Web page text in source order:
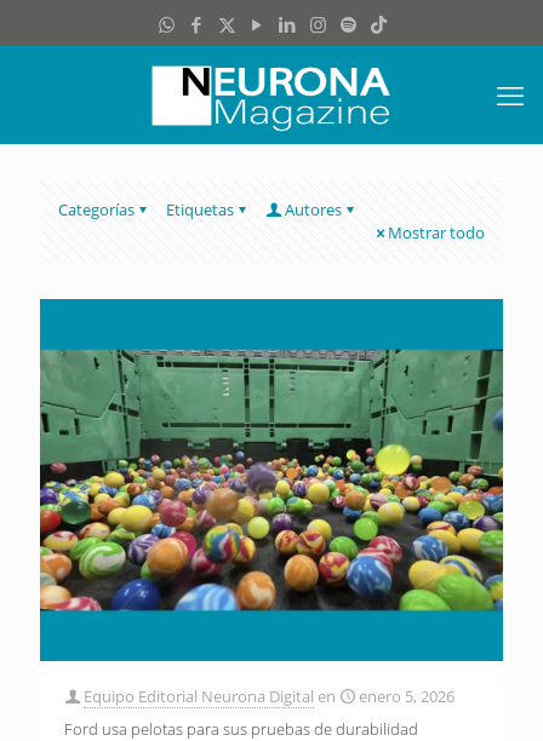
Categorías Etiquetas
Autores
Mostrar todo
Equipo Editorial Neurona Digital en
enero 5, 2026
Ford usa pelotas para sus pruebas de durabilidad